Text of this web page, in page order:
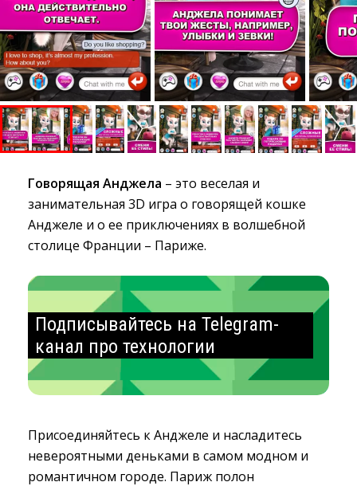
Говорящая Анджела – это веселая и
занимательная 3D игра о говорящей кошке
Анджеле и о ее приключениях в волшебной
столице Франции – Париже.
Подписывайтесь на Telegram-
канал про технологии
Присоединяйтесь к Анджеле и насладитесь
невероятными деньками в самом модном и
романтичном городе. Париж полон